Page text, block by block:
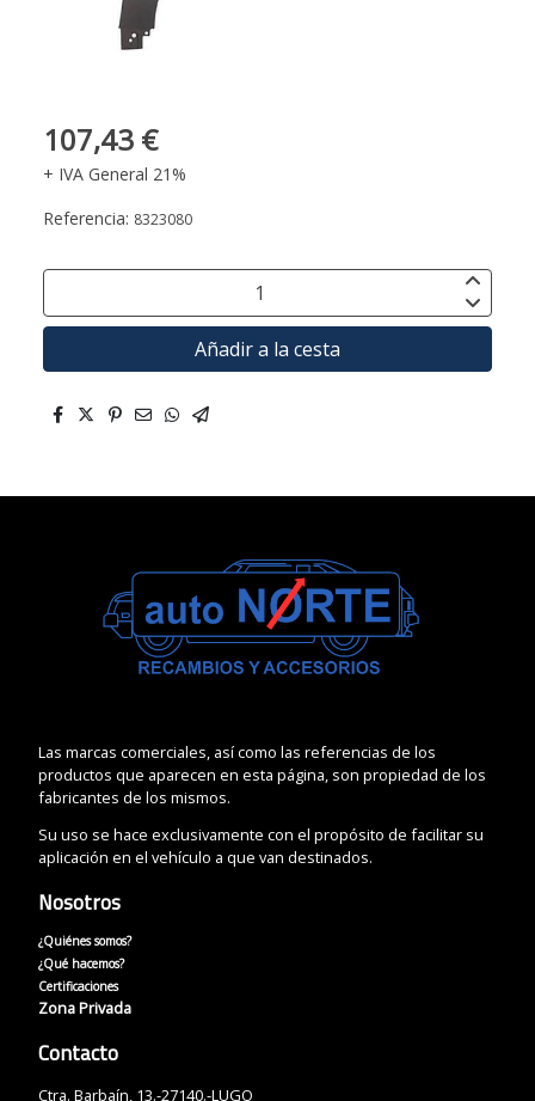
107,43 €
+ IVA General 21%
Referencia: 8323080
Añadir a la cesta
Las marcas comerciales, así como las referencias de los
productos que aparecen en esta página, son propiedad de los
fabricantes de los mismos.
Su uso se hace exclusivamente con el propósito de facilitar su
aplicación en el vehículo a que van destinados.
Nosotros
¿Quiénes somos?
¿Qué hacemos?
Certificaciones
Zona Privada
Contacto
Ctra. Barbaín, 13.-27140.-LUGO